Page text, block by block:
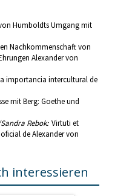
Humboldts Umgang mit
Nachkommenschaft von
Alexander von
importancia intercultural de
mit Berg: Goethe und
Rebok: Virtuti et
de Alexander von
interessieren